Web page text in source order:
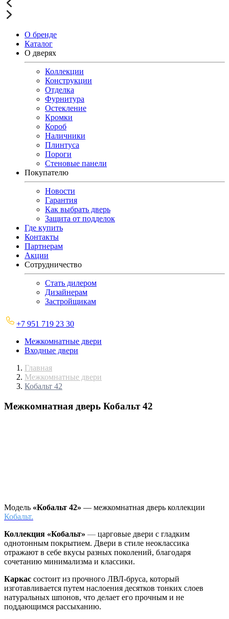
О бренде
Каталог
О дверях
Коллекции
Конструкции
Отделка
Фурнитура
Остекление
Кромки
Короб
Наличники
Плинтуса
Пороги
Стеновые панели
Покупателю
Новости
Гарантия
Как выбрать дверь
Защита от подделок
Где купить
Контакты
Партнерам
Акции
Сотрудничество
Стать дилером
Дизайнерам
Застройщикам
+7 951 719 23 30
Межкомнатные двери
Входные двери
Главная
Межкомнатные двери
Кобальт 42
Межкомнатная дверь Кобальт 42
Модель «Кобальт 42» — межкомнатная дверь коллекции
Кобальт.
Коллекция «Кобальт» — царговые двери с гладким
однотонным покрытием. Двери в стиле неоклассика
отражают в себе вкусы разных поколений, благодаря
сочетанию минимализма и классики.
Каркас состоит из прочного ЛВЛ-бруса, который
изготавливается путем наслоения десятков тонких слоев
натуральных шпонов, что делает его прочным и не
поддающимся рассыханию.